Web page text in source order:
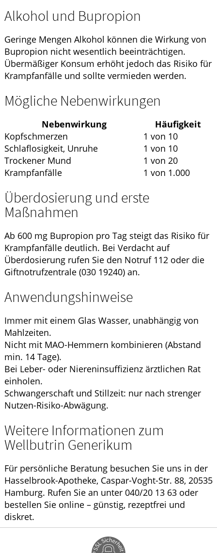
Alkohol und Bupropion
Geringe Mengen Alkohol können die Wirkung von
Bupropion nicht wesentlich beeinträchtigen.
Übermäßiger Konsum erhöht jedoch das Risiko für
Krampfanfälle und sollte vermieden werden.
Mögliche Nebenwirkungen
Nebenwirkung
Häufigkeit
Kopfschmerzen
1 von 10
Schlaflosigkeit, Unruhe
1 von 10
Trockener Mund
1 von 20
Krampfanfälle
1 von 1.000
Überdosierung und erste
Maßnahmen
Ab 600 mg Bupropion pro Tag steigt das Risiko für
Krampfanfälle deutlich. Bei Verdacht auf
Überdosierung rufen Sie den Notruf 112 oder die
Giftnotrufzentrale (030 19240) an.
Anwendungshinweise
Immer mit einem Glas Wasser, unabhängig von
Mahlzeiten.
Nicht mit MAO-Hemmern kombinieren (Abstand
min. 14 Tage).
Bei Leber- oder Niereninsuffizienz ärztlichen Rat
einholen.
Schwangerschaft und Stillzeit: nur nach strenger
Nutzen-Risiko-Abwägung.
Weitere Informationen zum
Wellbutrin Generikum
Für persönliche Beratung besuchen Sie uns in der
Hasselbrook-Apotheke, Caspar-Voght-Str. 88, 20535
Hamburg. Rufen Sie an unter 040/20 13 63 oder
bestellen Sie online – günstig, rezeptfrei und
diskret.